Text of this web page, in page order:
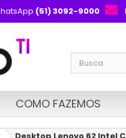
(51) 3092-9000
COMO FAZEMOS
Desktop Lenovo 62 Intel